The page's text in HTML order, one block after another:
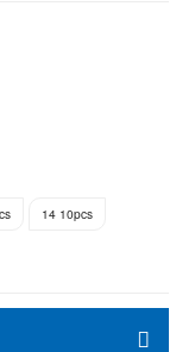
14 10pcs